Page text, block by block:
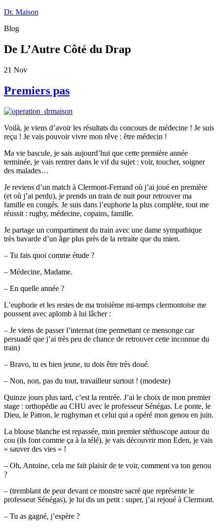
Dr. Maison
Blog
De L’Autre Côté du Drap
21 Nov
Premiers pas
Voilà, je viens d’avoir les résultats du concours de médecine ! Je suis
reçu ! Je vais pouvoir vivre mon rêve : être médecin !
Ma vie bascule, je sais aujourd’hui que cette première année
terminée, je vais rentrer dans le vif du sujet : voir, toucher, soigner
des malades…
Je reviens d’un match à Clermont-Ferrand où j’ai joué en première
(et où j’ai perdu), je prends un train de nuit pour retrouver ma
famille en congés. Je suis dans l’euphorie la plus complète, tout me
réussit : rugby, médecine, copains, famille.
Je partage un compartiment du train avec une dame sympathique
très bavarde d’un âge plus près de la retraite que du mien.
– Tu fais quoi comme étude ?
– Médecine, Madame.
– En quelle année ?
L’euphorie et les restes de ma troisième mi-temps clermontoise me
poussent avec aplomb à lui lâcher :
– Je viens de passer l’internat (me permettant ce mensonge car
persuadé que j’ai très peu de chance de retrouver cette inconnue du
train)
– Bravo, tu es bien jeune, tu dois être très doué.
– Non, non, pas du tout, travailleur surtout ! (modeste)
Quinze jours plus tard, c’est la rentrée. J’ai le choix de mon premier
stage : orthopédie au CHU avec le professeur Sénégas. Le ponte, le
Dieu, le Patron, le rugbyman et celui qui a opéré mon genou en juin.
La blouse blanche est repassée, mon premier stéthoscope autour du
cou (ils font comme ça à la télé), je vais découvrir mon Eden, je vais
« sauver des vies » !
– Oh, Antoine, cela me fait plaisir de te voir, comment va ton genou
?
– (tremblant de peur devant ce monstre sacré que représente le
professeur Sénégas), je lui dis un petit : super, j’ai rejoué à Clermont.
– Tu as gagné, j’espère ?